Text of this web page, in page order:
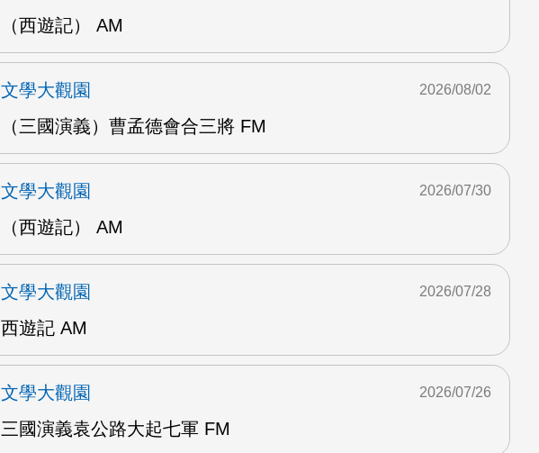
（西遊記） AM
文學大觀園
（三國演義）曹孟德會合三將 FM
2026/08/02
文學大觀園
（西遊記） AM
2026/07/30
文學大觀園
西遊記 AM
2026/07/28
文學大觀園
三國演義袁公路大起七軍 FM
2026/07/26